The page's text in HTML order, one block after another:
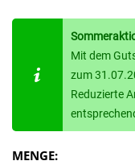
Mit dem
zum
Reduzierte
MENGE: